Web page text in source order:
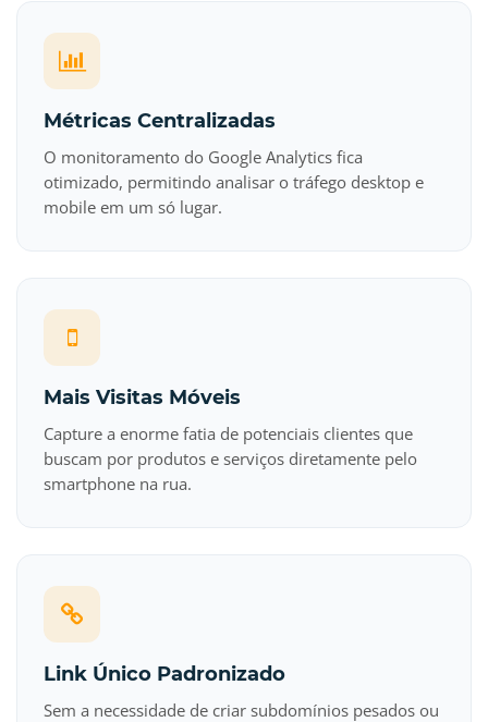
Métricas Centralizadas
O monitoramento do Google Analytics fica
otimizado, permitindo analisar o tráfego desktop e
mobile em um só lugar.
Mais Visitas Móveis
Capture a enorme fatia de potenciais clientes que
buscam por produtos e serviços diretamente pelo
smartphone na rua.
Link Único Padronizado
Sem a necessidade de criar subdomínios pesados ou